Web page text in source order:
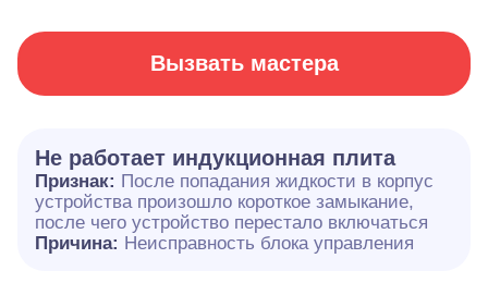
Вызвать мастера
Не работает индукционная плита
Признак: После попадания жидкости в корпус
устройства произошло короткое замыкание,
после чего устройство перестало включаться
Причина: Неисправность блока управления